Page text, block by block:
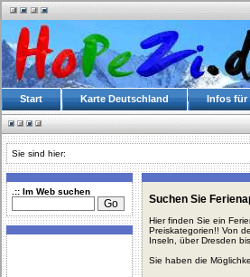
Start Karte Deutschland Infos für
Sie sind hier:
.:: Im Web suchen
Suchen Sie
Hier finden Sie ein
Preiskategorien!! Von
Inseln, über Dresden
Sie haben die